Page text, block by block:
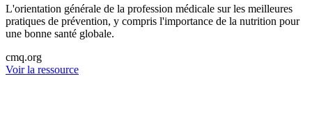
L'orientation générale de la profession médicale sur les meilleures
pratiques de prévention, y compris l'importance de la nutrition pour
une bonne santé globale.
cmq.org
Voir la ressource